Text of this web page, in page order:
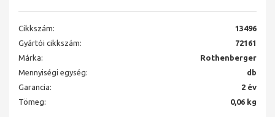
Cikkszám:
13496
Gyártói cikkszám:
72161
Márka:
Rothenberger
Mennyiségi egység:
db
Garancia:
2 év
Tömeg:
0,06 kg